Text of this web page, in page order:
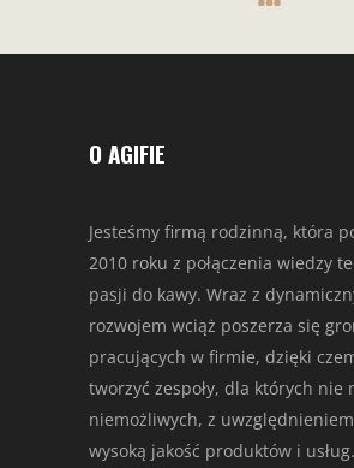
O AGIFIE
Jesteśmy firmą rodzinną, która
2010 roku z połączenia wiedzy
pasji do kawy. Wraz z
rozwojem wciąż poszerza się
pracujących w firmie, dzięki
tworzyć zespoły, dla których nie
niemożliwych, z
wysoką jakość produktów i